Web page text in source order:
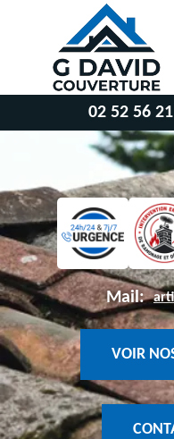
02 52 56
Mail:
VOIR